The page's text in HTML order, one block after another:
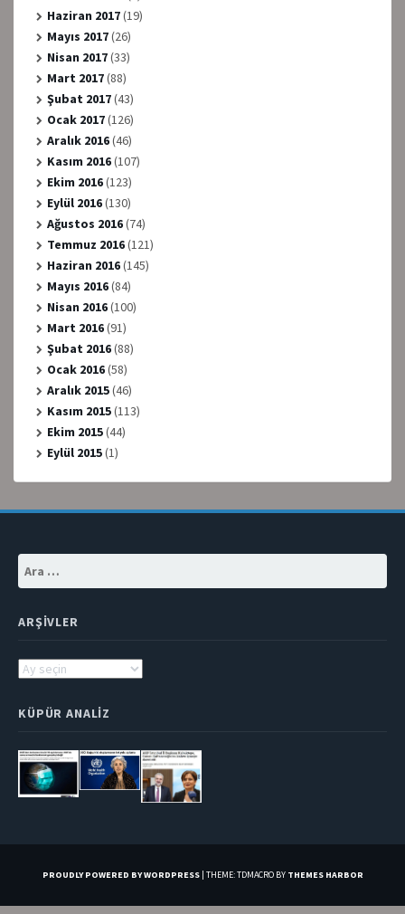
Haziran 2017(19)
Mayıs 2017(26)
Nisan 2017(33)
Mart 2017(88)
Şubat 2017(43)
Ocak 2017(126)
Aralık 2016(46)
Kasım 2016(107)
Ekim 2016(123)
Eylül 2016(130)
Ağustos 2016(74)
Temmuz 2016(121)
Haziran 2016(145)
Mayıs 2016(84)
Nisan 2016(100)
Mart 2016(91)
Şubat 2016(88)
Ocak 2016(58)
Aralık 2015(46)
Kasım 2015(113)
Ekim 2015(44)
Eylül 2015(1)
ARŞIVLER
Arşivler
KÜPÜR ANALIZ
PROUDLY POWERED BY WORDPRESS | THEME: TDMACRO BY THEMES HARBOR